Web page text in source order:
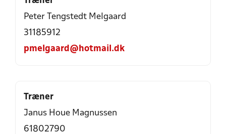
Peter Tengstedt Melgaard
31185912
pmelgaard@hotmail.dk
Træner
Janus Houe Magnussen
61802790